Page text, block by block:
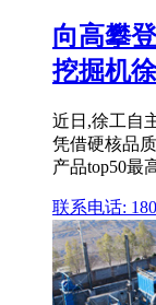
向高攀
挖掘机
近日,徐工自
凭借硬核品
产品top50最
联系电话: